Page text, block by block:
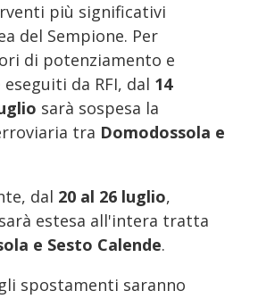
più significativi
del Sempione. Per
di potenziamento e
da RFI, dal 14
sarà sospesa la
tra Domodossola e
dal 20 al 26 luglio,
estesa all'intera tratta
e Sesto Calende.
spostamenti saranno